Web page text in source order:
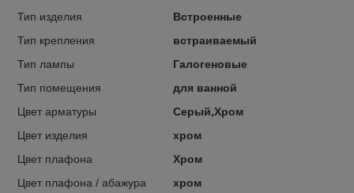
Тип изделия
Встроенные
Тип крепления
встраиваемый
Тип лампы
Галогеновые
Тип помещения
для ванной
Цвет арматуры
Серый,Хром
Цвет изделия
хром
Цвет плафона
Хром
Цвет плафона / абажура
хром